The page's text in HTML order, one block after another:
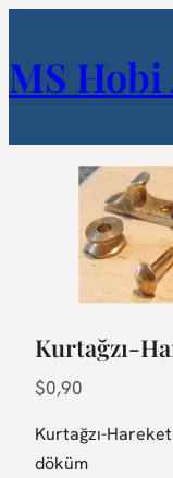
MS
Kurtağzı-
N
w
$0,90
Kurtağzı-
döküm